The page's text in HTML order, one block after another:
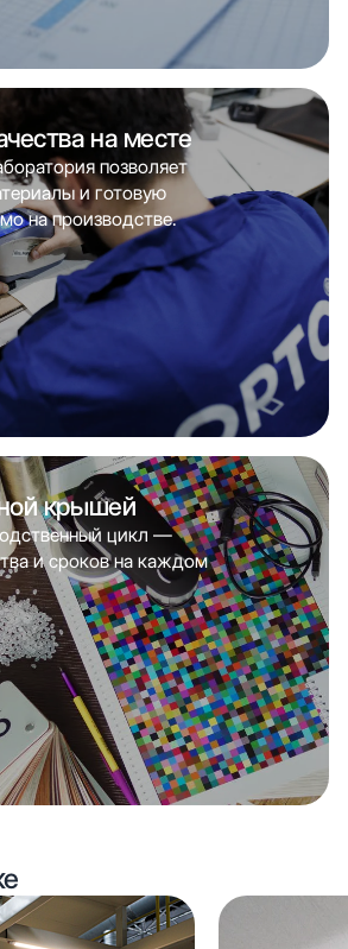
на месте
позволяет
и готовую
на производстве.
крышей
цикл —
и сроков на каждом